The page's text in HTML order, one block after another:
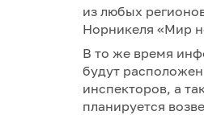
из любых
Норникеля «Мир
В то же время
будут
инспекторов, а
планируется